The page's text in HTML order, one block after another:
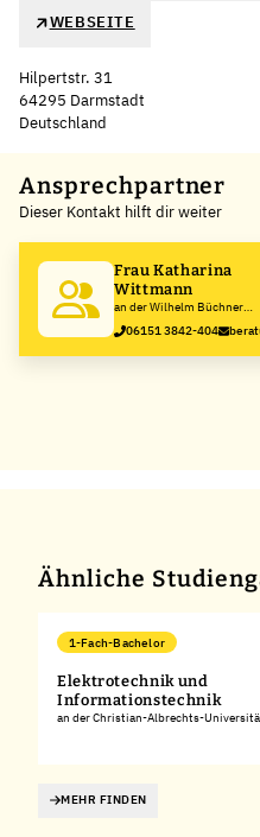
WEBSEITE
Hilpertstr. 31
64295 Darmstadt
Deutschland
+
−
Ansprechpartner
Dieser Kontakt hilft dir weiter
Frau Katharina
Wittmann
an der Wilhelm Büchner
Hochschule
06151 3842-404
Ähnliche
1-Fach-Bachelor
Elektrotechnik und
Informationstechnik
an der Christian-Albrechts-
MEHR FINDEN